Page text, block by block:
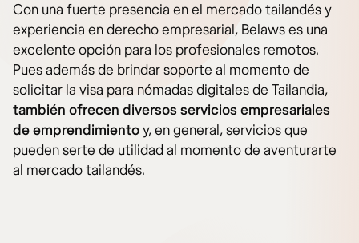
Con una fuerte presencia en el mercado tailandés y
experiencia en derecho empresarial, Belaws es una
excelente opción para los profesionales remotos.
Pues además de brindar soporte al momento de
solicitar la visa para nómadas digitales de Tailandia,
también ofrecen diversos servicios empresariales
de emprendimientoy, en general, servicios que
pueden serte de utilidad al momento de aventurarte
al mercado tailandés.